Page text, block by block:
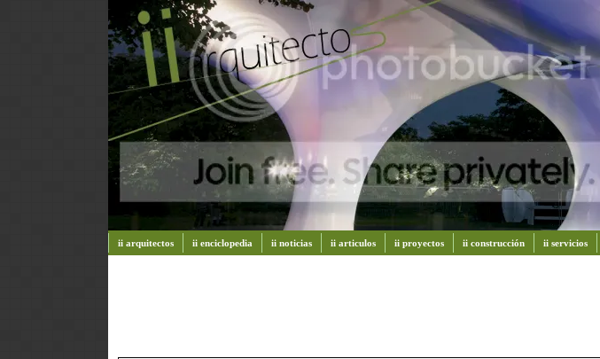
ii arquitectos ii enciclopedia ii noticias ii articulos ii proyectos ii construcción ii servicios